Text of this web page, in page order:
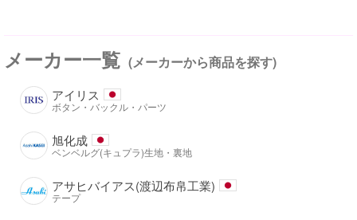
メーカー一覧 (メーカーから商品を探す)
アイリス
ボタン・バックル・パーツ
旭化成
ベンベルグ(キュプラ)生地・裏地
アサヒバイアス(渡辺布帛工業)
テープ